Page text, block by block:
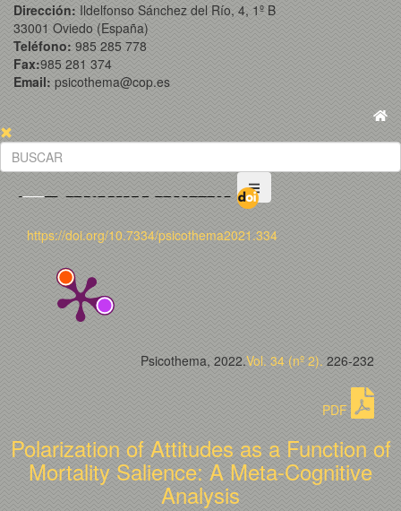
Dirección: Ildelfonso Sánchez del Río, 4, 1º B
33001 Oviedo (España)
Teléfono: 985 285 778
Fax:985 281 374
Email: psicothema@cop.es
https://doi.org/10.7334/psicothema2021.334
Psicothema, 2022.Vol. 34 (nº 2). 226-232
PDF
Polarization of Attitudes as a Function of
Mortality Salience: A Meta-Cognitive
Analysis